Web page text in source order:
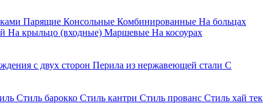
Парящие Консольные Комбинированные На больцах
На крыльцо (входные) Маршевые На косоурах
с двух сторон Перила из нержавеющей стали С
Стиль барокко Стиль кантри Стиль прованс Стиль хай тек